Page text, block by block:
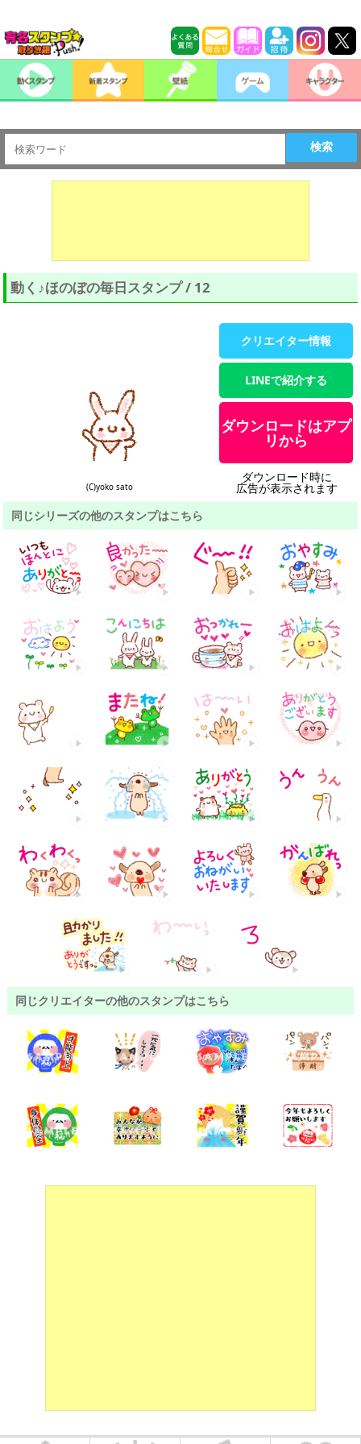
検索
動く♪ほのぼの毎日スタンプ / 12
(C)yoko sato
クリエイター情報
LINEで紹介する
ダウンロードはアプ
リから
ダウンロード時に
広告が表示されます
同じシリーズの他のスタンプはこちら
同じクリエイターの他のスタンプはこちら